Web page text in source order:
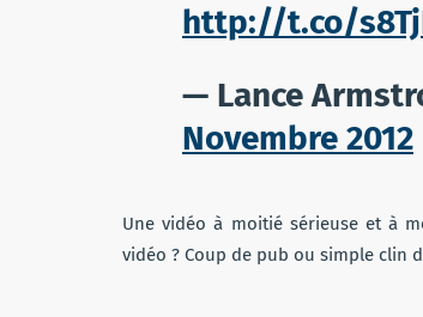
http://t.co/
— Lance
Novembre 2012
Une vidéo à moitié sérieuse et à
vidéo ? Coup de pub ou simple clin